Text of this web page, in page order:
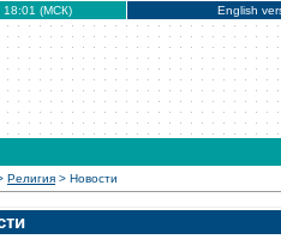
18:01 (МСК) English
Религия > Новости